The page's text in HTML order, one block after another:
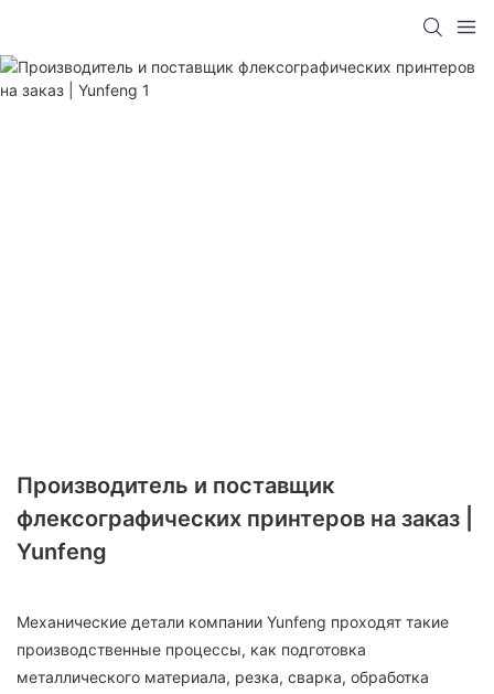
Производитель и поставщик
флексографических принтеров на заказ |
Yunfeng
Механические детали компании Yunfeng проходят такие
производственные процессы, как подготовка
металлического материала, резка, сварка, обработка